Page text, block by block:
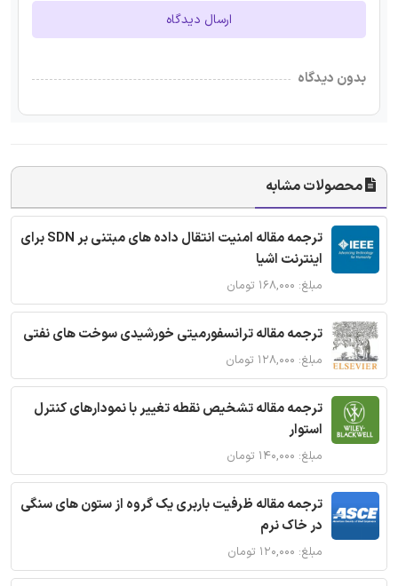
ارسال دیدگاه
بدون دیدگاه
محصولات مشابه
ترجمه مقاله امنیت انتقال داده های مبتنی بر SDN برای
اینترنت اشیا
مبلغ: ۱۶۸,۰۰۰ تومان
ترجمه مقاله ترانسفورمیتی خورشیدی سوخت های نفتی
مبلغ: ۱۲۸,۰۰۰ تومان
ترجمه مقاله تشخیص نقطه تغییر با نمودارهای کنترل
استوار
مبلغ: ۱۴۰,۰۰۰ تومان
ترجمه مقاله ظرفیت باربری یک گروه از ستون های سنگی
در خاک نرم
مبلغ: ۱۲۰,۰۰۰ تومان